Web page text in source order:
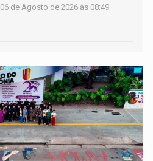
06 de Agosto de 2026 às 08:49